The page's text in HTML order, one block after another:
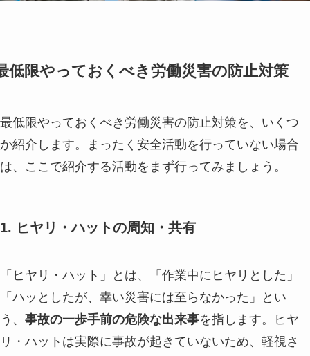
低限やっておくべき労働災害の防止対策
最低限やっておくべき労働災害の防止対策を、いくつ
か紹介します。まったく安全活動を行っていない場合
は、ここで紹介する活動をまず行ってみましょう。
1. ヒヤリ・ハットの周知・共有
「ヒヤリ・ハット」とは、「作業中にヒヤリとした」
「ハッとしたが、幸い災害には至らなかった」とい
う、 事故の一歩手前の危険な出来事を指します。ヒヤ
リ・ハットは実際に事故が起きていないため、軽視さ